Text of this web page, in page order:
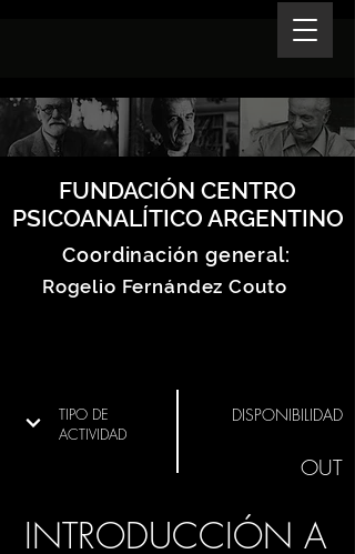
FUNDACIÓN CENTRO
PSICOANALÍTICO ARGENTINO
Coordinación general:
Rogelio Fernández Couto
TIPO DE
ACTIVIDAD
DISPONIBILIDAD
OUT
INTRODUCCIÓN A